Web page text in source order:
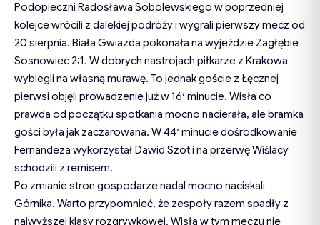
Podopieczni Radosława Sobolewskiego w poprzedniej
kolejce wrócili z dalekiej podróży i wygrali pierwszy mecz od
20 sierpnia. Biała Gwiazda pokonała na wyjeździe Zagłębie
Sosnowiec 2:1. W dobrych nastrojach piłkarze z Krakowa
wybiegli na własną murawę. To jednak goście z Łęcznej
pierwsi objęli prowadzenie już w 16′ minucie. Wisła co
prawda od początku spotkania mocno nacierała, ale bramka
gości była jak zaczarowana. W 44′ minucie dośrodkowanie
Fernandeza wykorzystał Dawid Szot i na przerwę Wiślacy
schodzili z remisem.
Po zmianie stron gospodarze nadal mocno naciskali
Górnika. Warto przypomnieć, że zespoły razem spadły z
najwyższej klasy rozgrywkowej. Wisła w tym meczu nie